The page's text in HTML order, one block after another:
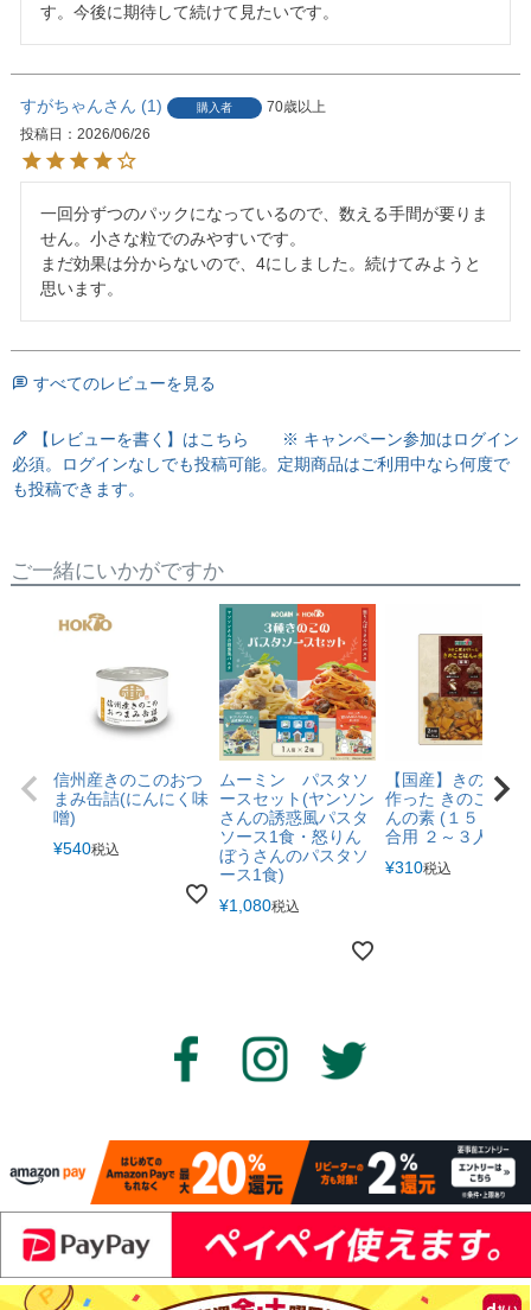
す。今後に期待して続けて見たいです。
すがちゃん 1 購入者
70歳以上
投稿日
2026/06/26
一回分ずつのパックになっているので、数える手間が要りま
せん。小さな粒でのみやすいです。
まだ効果は分からないので、4にしました。続けてみようと
思います。
すべてのレビューを見る
【レビューを書く】はこちら ※ キャンペーン参加はログイン
必須。ログインなしでも投稿可能。定期商品はご利用中なら何度で
も投稿できます。
ご一緒にいかがですか
信州産きのこのおつ
まみ缶詰(にんにく味
噌)
¥540税込
ムーミン パスタソ
ースセット(ヤンソン
さんの誘惑風パスタ
ソース1食・怒りん
ぼうさんのパスタソ
ース1食)
¥1,080税込
【国産】きのこ屋
作った きのこ ごは
んの素 (１５０g ２
合用 ２～３人前)
¥310税込